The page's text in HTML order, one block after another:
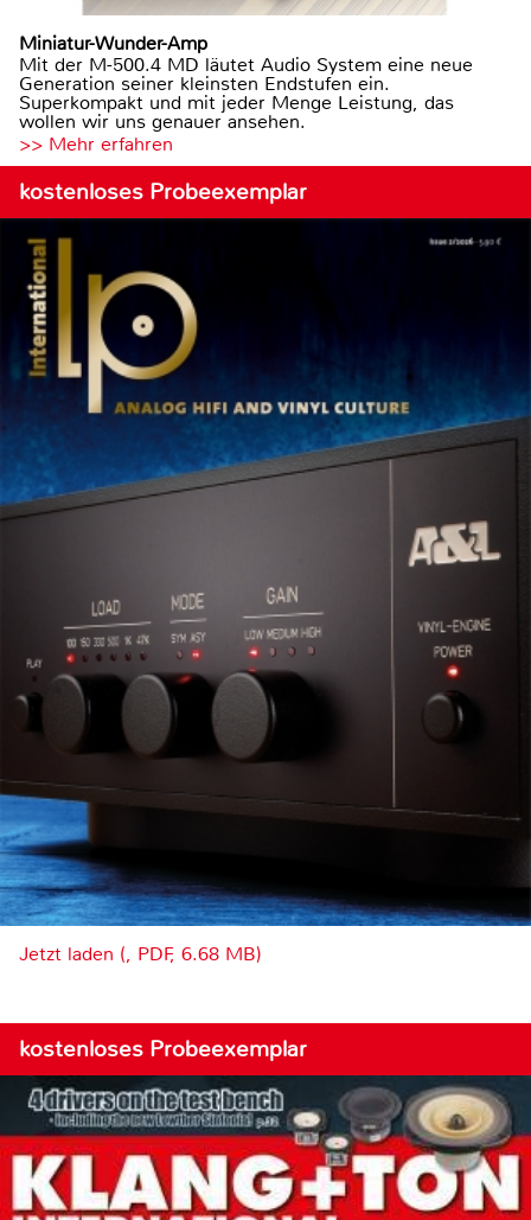
Miniatur-Wunder-Amp
Mit der M-500.4 MD läutet Audio System eine neue
Generation seiner kleinsten Endstufen ein.
Superkompakt und mit jeder Menge Leistung, das
wollen wir uns genauer ansehen.
>> Mehr erfahren
kostenloses Probeexemplar
Jetzt laden (, PDF, 6.68 MB)
kostenloses Probeexemplar